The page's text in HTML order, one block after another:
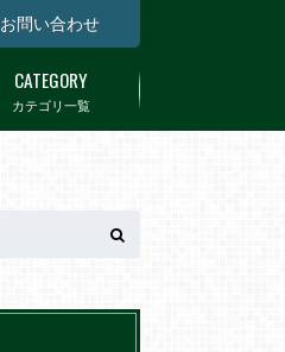
お問い合わせ
カテゴリ一覧
CATEGORY